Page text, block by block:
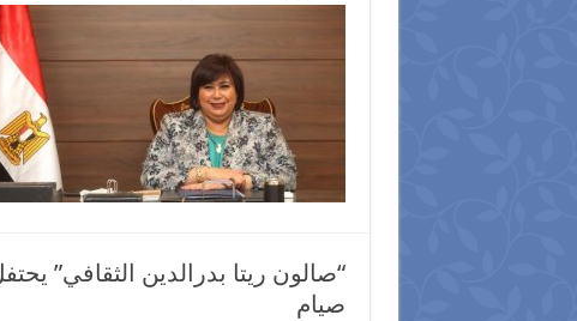
“صالون ريتا بدرالدين الثقافي”
صيام